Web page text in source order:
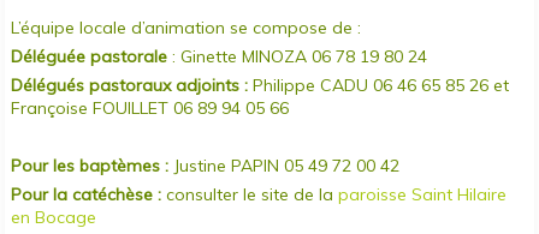
GYMNASTIQUE SAINT MARTIN
MULTISPORTS LOISIRS
LES RANDONNÉES CHICHÉENNES
LE PARTAGEUR
TAROT CLUB CHICHÉEN
L'UNI VERS SOI 79
CHICHÉ HUMANITAIRE
CHICHÉ S'OUVRE
COMMUNAUTÉ LOCALE CATHOLIQUE DE CHICHÉ
FAMILLES RURALES
LE PANIER DU THOUARET
URBANISME
ACTION SOCIALE (CCAS / MAISON DE RETRAITE)
L’équipe locale d’animation se compose de :
Déléguée pastorale : Ginette MINOZA 06 78 19 80 24
Délégués pastoraux adjoints :Philippe CADU 06 46 65 85 26 et
Françoise FOUILLET 06 89 94 05 66
Pour les baptèmes : Justine PAPIN 05 49 72 00 42
Pour la catéchèse : consulter le site de laparoisse Saint Hilaire
en Bocage